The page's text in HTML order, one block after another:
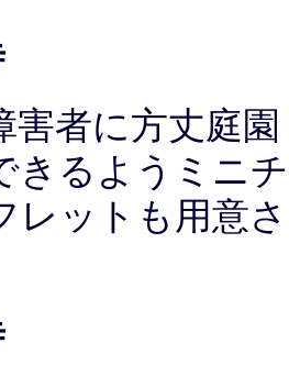
者に方丈庭園
きるようミニ
レットも用意